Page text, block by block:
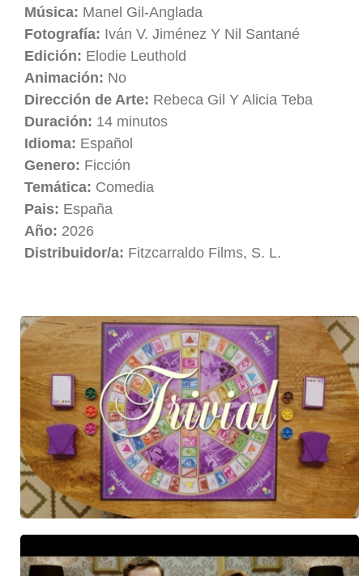
Música: Manel Gil-Anglada
Fotografía: Iván V. Jiménez Y Nil Santané
Edición: Elodie Leuthold
Animación: No
Dirección de Arte: Rebeca Gil Y Alicia Teba
Duración: 14 minutos
Idioma: Español
Genero: Ficción
Temática: Comedia
Pais: España
Año: 2026
Distribuidor/a: Fitzcarraldo Films, S. L.